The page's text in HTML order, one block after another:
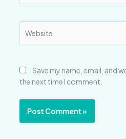
Save my name, email, and
the next time I comment.